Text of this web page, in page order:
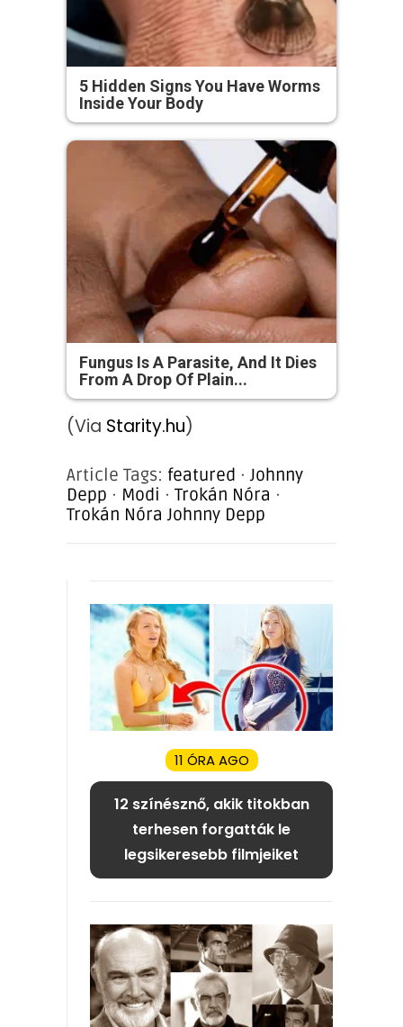
5 Hidden Signs You Have Worms
Inside Your Body
Fungus Is A Parasite, And It Dies
From A Drop Of Plain...
(Via Starity.hu)
Article Tags: featured · Johnny
Depp · Modi · Trokán Nóra ·
Trokán Nóra Johnny Depp
11 ÓRA AGO
12 színésznő, akik titokban
terhesen forgatták le
legsikeresebb filmjeiket